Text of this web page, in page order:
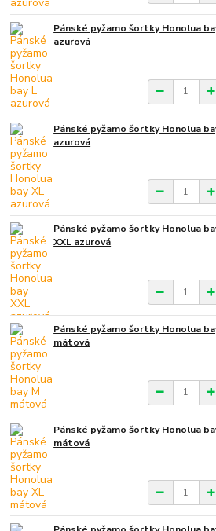
Pánské pyžamo šortky Honolua
azurová
Pánské pyžamo šortky Honolua
azurová
Pánské pyžamo šortky Honolua
XXL azurová
Pánské pyžamo šortky Honolua
mátová
Pánské pyžamo šortky Honolua
mátová